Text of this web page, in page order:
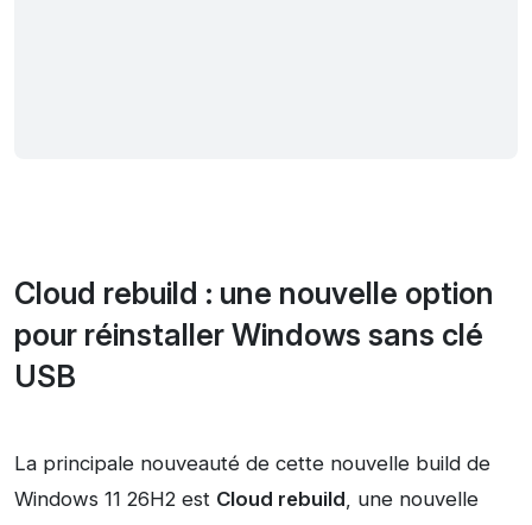
Cloud rebuild : une nouvelle option
pour réinstaller Windows sans clé
USB
La principale nouveauté de cette nouvelle build de
Windows 11 26H2 est Cloud rebuild, une nouvelle